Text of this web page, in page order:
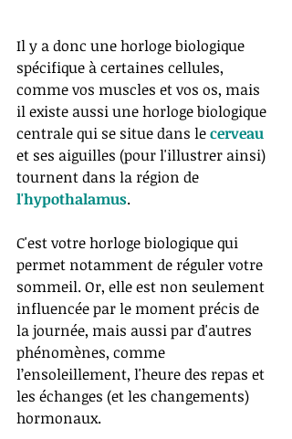
Il y a donc une horloge biologique
spécifique à certaines cellules,
comme vos muscles et vos os, mais
il existe aussi une horloge biologique
centrale qui se situe dans le cerveau
et ses aiguilles (pour l'illustrer ainsi)
tournent dans la région de
l'hypothalamus.
C'est votre horloge biologique qui
permet notamment de réguler votre
sommeil. Or, elle est non seulement
influencée par le moment précis de
la journée, mais aussi par d'autres
phénomènes, comme
l’ensoleillement, l'heure des repas et
les échanges (et les changements)
hormonaux.